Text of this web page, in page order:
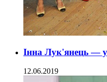
Інна Лук'янець —
12.06.2019